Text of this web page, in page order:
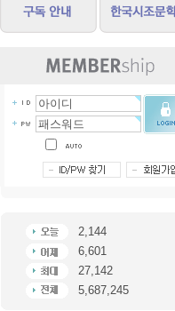
2,144
6,601
27,142
5,687,245